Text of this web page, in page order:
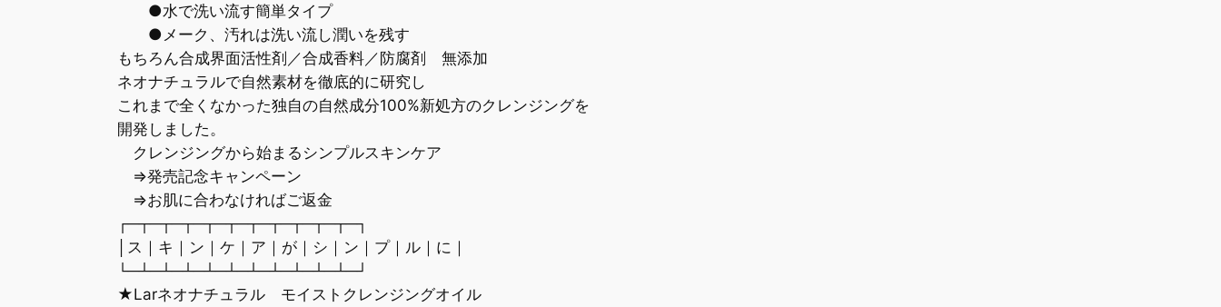
●水で洗い流す簡単タイプ
●メーク、汚れは洗い流し潤いを残す
もちろん合成界面活性剤／合成香料／防腐剤 無添加
ネオナチュラルで自然素材を徹底的に研究し
これまで全くなかった独自の自然成分100%新処方のクレンジングを
開発しました。
クレンジングから始まるシンプルスキンケア
⇒発売記念キャンペーン
⇒お肌に合わなければご返金
┌─┬─┬─┬─┬─┬─┬─┬─┬─┬─┬─┐
│ス｜キ｜ン｜ケ｜ア｜が｜シ｜ン｜プ｜ル｜に｜
└─┴─┴─┴─┴─┴─┴─┴─┴─┴─┴─┘
★Larネオナチュラル モイストクレンジングオイル